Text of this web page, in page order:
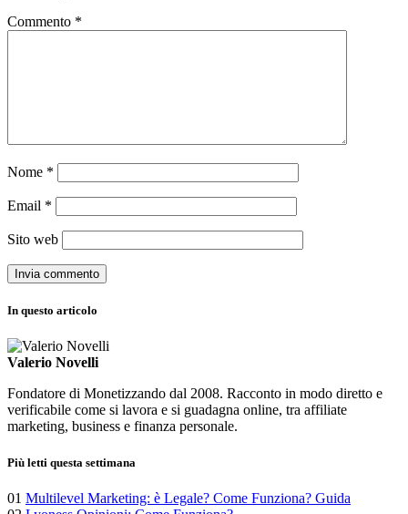
Commento *
Nome *
Email *
Sito web
In questo articolo
Valerio Novelli
Fondatore di Monetizzando dal 2008. Racconto in modo diretto e
verificabile come si lavora e si guadagna online, tra affiliate
marketing, business e finanza personale.
Più letti questa settimana
01 Multilevel Marketing: è Legale? Come Funziona? Guida